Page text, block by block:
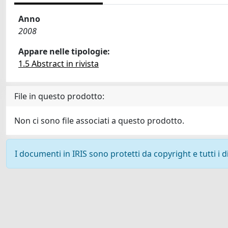
Anno
2008
Appare nelle tipologie:
1.5 Abstract in rivista
File in questo prodotto:
Non ci sono file associati a questo prodotto.
I documenti in IRIS sono protetti da copyright e tutti i